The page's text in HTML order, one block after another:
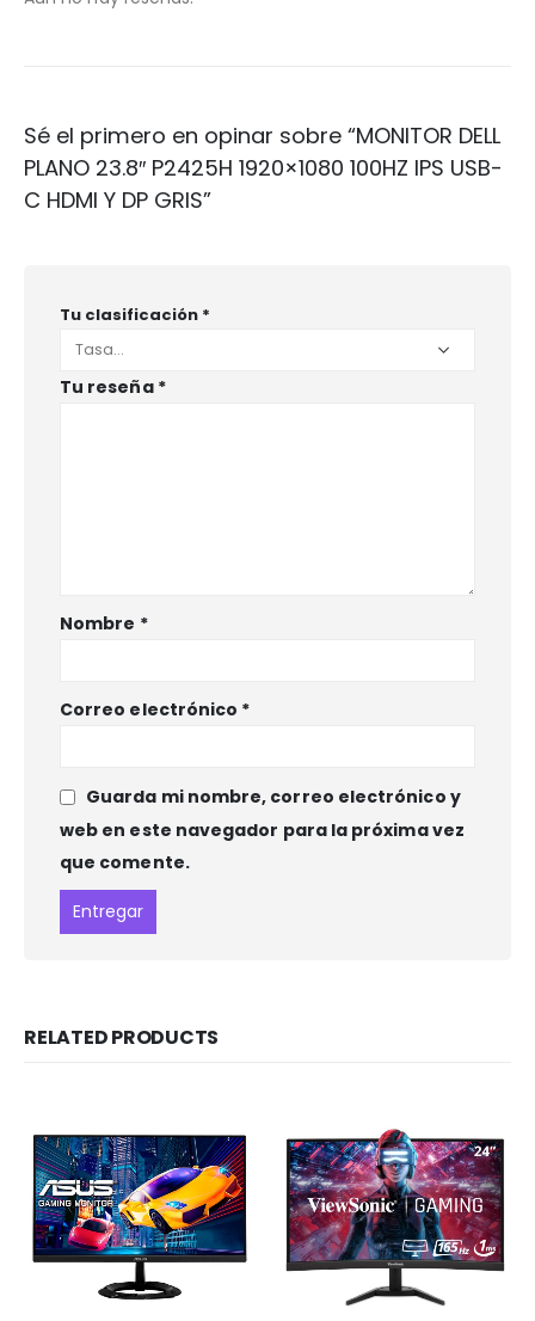
Sé el primero en opinar sobre “MONITOR DELL
PLANO 23.8″ P2425H 1920×1080 100HZ IPS USB-
C HDMI Y DP GRIS”
Tu clasificación *
Tu reseña *
Nombre *
Correo electrónico *
Guarda mi nombre, correo electrónico y
web en este navegador para la próxima vez
que comente.
RELATED PRODUCTS